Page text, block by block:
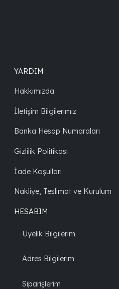
YARDIM
Hakkımızda
İletişim Bilgilerimiz
Banka Hesap Numaraları
Gizlilik Politikası
İade Koşulları
Nakliye, Teslimat ve Kurulum
HESABIM
Üyelik Bilgilerim
Adres Bilgilerim
Siparişlerim